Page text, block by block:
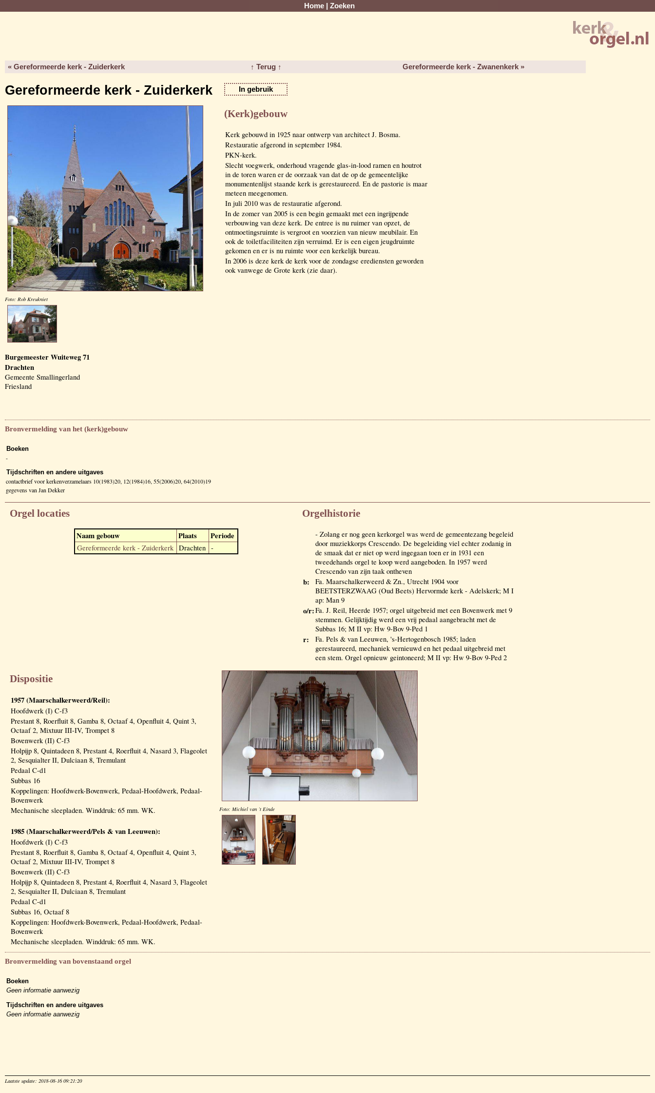
Home Zoeken
« Gereformeerde kerk - Zuiderkerk ↑ Terug ↑ Gereformeerde kerk - Zwanenkerk »
Gereformeerde kerk - Zuiderkerk In gebruik
Foto: Rob Kreukniet
Burgemeester Wuiteweg 71
Drachten
Gemeente Smallingerland
Friesland
(Kerk)gebouw
Kerk gebouwd in 1925 naar ontwerp van architect J. Bosma.
Restauratie afgerond in september 1984.
PKN-kerk.
Slecht voegwerk, onderhoud vragende glas-in-lood ramen en houtrot
in de toren waren er de oorzaak van dat de op de gemeentelijke
monumentenlijst staande kerk is gerestaureerd. En de pastorie is maar
meteen meegenomen.
In juli 2010 was de restauratie afgerond.
In de zomer van 2005 is een begin gemaakt met een ingrijpende
verbouwing van deze kerk. De entree is nu ruimer van opzet, de
ontmoetingsruimte is vergroot en voorzien van nieuw meubilair. En
ook de toiletfaciliteiten zijn verruimd. Er is een eigen jeugdruimte
gekomen en er is nu ruimte voor een kerkelijk bureau.
In 2006 is deze kerk de kerk voor de zondagse erediensten geworden
ook vanwege de Grote kerk (zie daar).
Bronvermelding van het (kerk)gebouw
Boeken
-
Tijdschriften en andere uitgaves
contactbrief voor kerkenverzamelaars 10(1983)20, 12(1984)16, 55(2006)20, 64(2010)19
gegevens van Jan Dekker
Orgel locaties
Naam gebouw Plaats Periode
Gereformeerde kerk - Zuiderkerk Drachten -
Orgelhistorie
- Zolang er nog geen kerkorgel was werd de gemeentezang begeleid
door muziekkorps Crescendo. De begeleiding viel echter zodanig in
de smaak dat er niet op werd ingegaan toen er in 1931 een
tweedehands orgel te koop werd aangeboden. In 1957 werd
Crescendo van zijn taak ontheven
b:
Fa. Maarschalkerweerd & Zn., Utrecht 1904 voor
BEETSTERZWAAG (Oud Beets) Hervormde kerk - Adelskerk; M I
ap: Man 9
o/r:Fa. J. Reil, Heerde 1957; orgel uitgebreid met een Bovenwerk met 9
stemmen. Gelijktijdig werd een vrij pedaal aangebracht met de
Subbas 16; M II vp: Hw 9-Bov 9-Ped 1
r:
Fa. Pels & van Leeuwen, 's-Hertogenbosch 1985; laden
gerestaureerd, mechaniek vernieuwd en het pedaal uitgebreid met
een stem. Orgel opnieuw geintoneerd; M II vp: Hw 9-Bov 9-Ped 2
Dispositie
1957 (Maarschalkerweerd/Reil):
Hoofdwerk (I) C-f3
Prestant 8, Roerfluit 8, Gamba 8, Octaaf 4, Openfluit 4, Quint 3,
Octaaf 2, Mixtuur III-IV, Trompet 8
Bovenwerk (II) C-f3
Holpijp 8, Quintadeen 8, Prestant 4, Roerfluit 4, Nasard 3, Flageolet
2, Sesquialter II, Dulciaan 8, Tremulant
Pedaal C-d1
Subbas 16
Koppelingen: Hoofdwerk-Bovenwerk, Pedaal-Hoofdwerk, Pedaal-
Bovenwerk
Mechanische sleepladen. Winddruk: 65 mm. WK.
1985 (Maarschalkerweerd/Pels & van Leeuwen):
Hoofdwerk (I) C-f3
Prestant 8, Roerfluit 8, Gamba 8, Octaaf 4, Openfluit 4, Quint 3,
Octaaf 2, Mixtuur III-IV, Trompet 8
Bovenwerk (II) C-f3
Holpijp 8, Quintadeen 8, Prestant 4, Roerfluit 4, Nasard 3, Flageolet
2, Sesquialter II, Dulciaan 8, Tremulant
Pedaal C-d1
Subbas 16, Octaaf 8
Koppelingen: Hoofdwerk-Bovenwerk, Pedaal-Hoofdwerk, Pedaal-
Bovenwerk
Mechanische sleepladen. Winddruk: 65 mm. WK.
Foto: Michiel van ’t Einde
Bronvermelding van bovenstaand orgel
Boeken
Geen informatie aanwezig
Tijdschriften en andere uitgaves
Geen informatie aanwezig
Laatste update: 2018-08-16 09:21:20